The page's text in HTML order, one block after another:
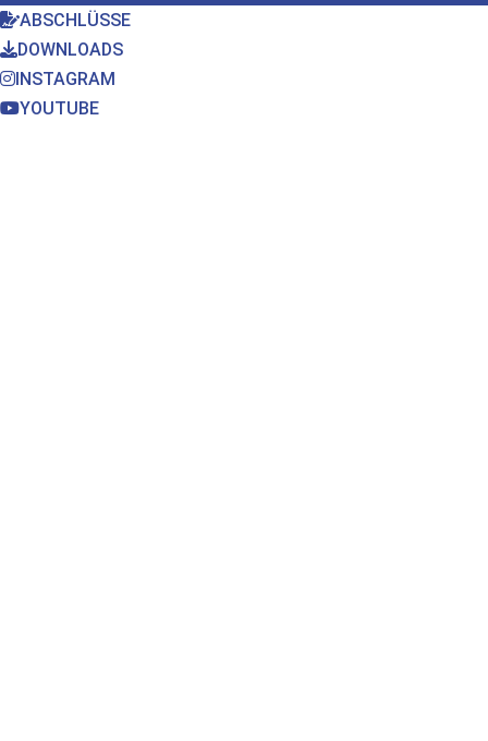
ABSCHLÜSSE
DOWNLOADS
INSTAGRAM
YOUTUBE